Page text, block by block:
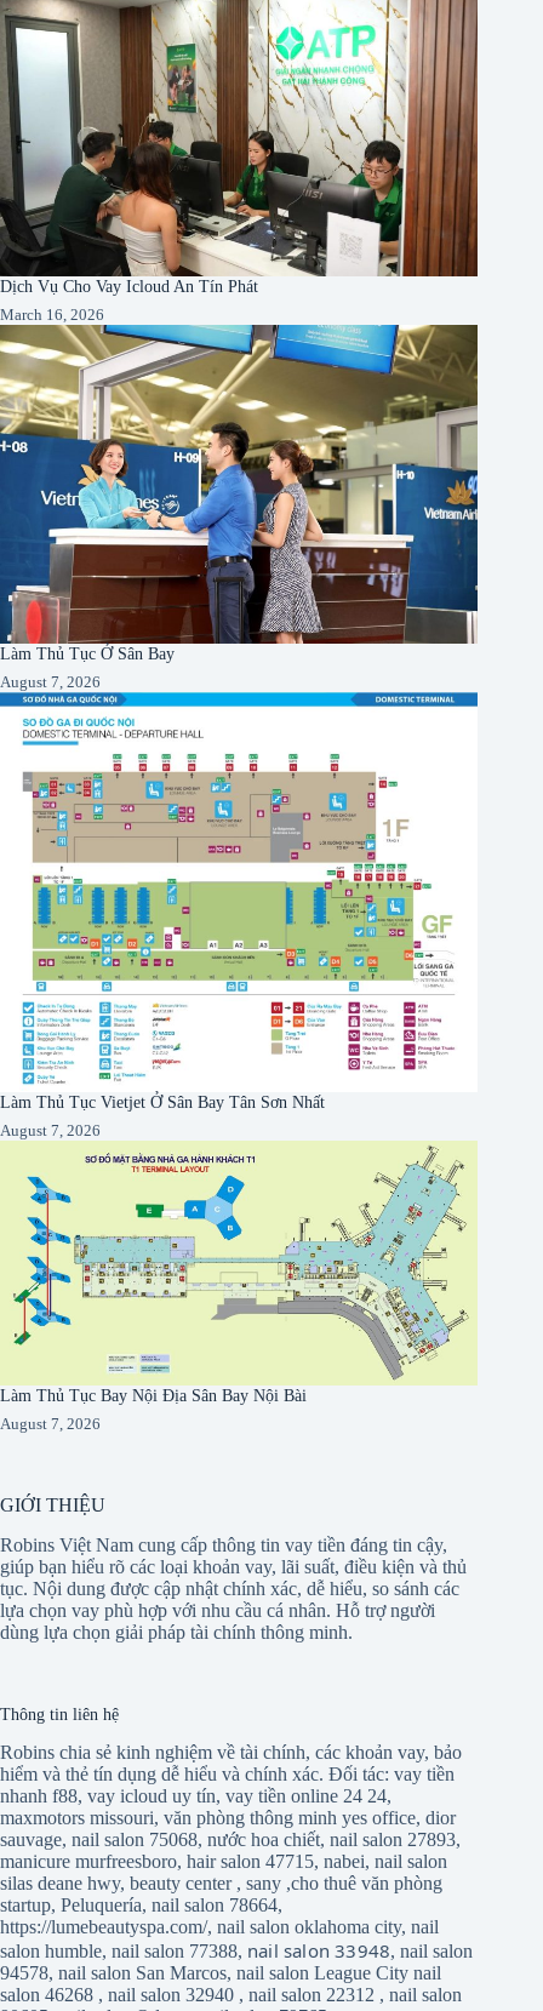
Dịch Vụ Cho Vay Icloud An Tín Phát
March 16, 2026
Làm Thủ Tục Ở Sân Bay
August 7, 2026
Làm Thủ Tục Vietjet Ở Sân Bay Tân Sơn Nhất
August 7, 2026
Làm Thủ Tục Bay Nội Địa Sân Bay Nội Bài
August 7, 2026
GIỚI THIỆU
Robins Việt Nam cung cấp thông tin vay tiền đáng tin cậy,
giúp bạn hiểu rõ các loại khoản vay, lãi suất, điều kiện và thủ
tục. Nội dung được cập nhật chính xác, dễ hiểu, so sánh các
lựa chọn vay phù hợp với nhu cầu cá nhân. Hỗ trợ người
dùng lựa chọn giải pháp tài chính thông minh.
Thông tin liên hệ
Robins chia sẻ kinh nghiệm về tài chính, các khoản vay, bảo
hiểm và thẻ tín dụng dễ hiểu và chính xác. Đối tác: vay tiền
nhanh f88, vay icloud uy tín, vay tiền online 24 24,
maxmotors missouri, văn phòng thông minh yes office, dior
sauvage, nail salon 75068, nước hoa chiết, nail salon 27893,
manicure murfreesboro, hair salon 47715, nabei, nail salon
silas deane hwy, beauty center, sany ,cho thuê văn phòng
startup, Peluquería, nail salon 78664,
https://lumebeautyspa.com/, nail salon oklahoma city, nail
salon humble, nail salon 77388, nail salon 33948,nail salon
94578, nail salon San Marcos, nail salon League City nail
salon 46268 , nail salon 32940 , nail salon 22312 , nail salon